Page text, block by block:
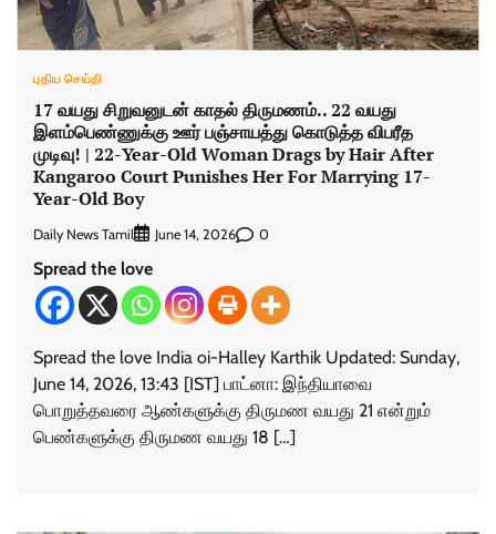
புதிய செய்தி
17 வயது சிறுவனுடன் காதல் திருமணம்.. 22 வயது
இளம்பெண்ணுக்கு ஊர் பஞ்சாயத்து கொடுத்த விபரீத
முடிவு! | 22-Year-Old Woman Drags by Hair After
Kangaroo Court Punishes Her For Marrying 17-
Year-Old Boy
Daily News Tamil June 14, 2026 0
Spread the love
Spread the love India oi-Halley Karthik Updated: Sunday,
June 14, 2026, 13:43 [IST] பாட்னா: இந்தியாவை
பொறுத்தவரை ஆண்களுக்கு திருமண வயது 21 என்றும்
பெண்களுக்கு திருமண வயது 18 […]